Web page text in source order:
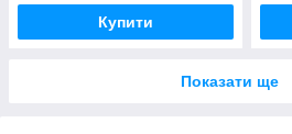
Купити
Показати ще